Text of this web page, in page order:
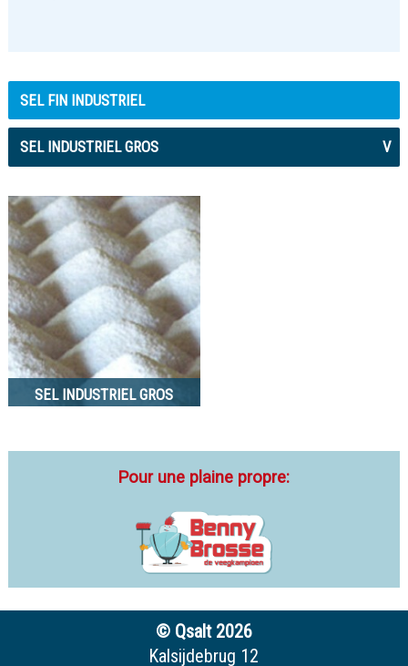
SEL FIN INDUSTRIEL
SEL INDUSTRIEL GROS V
SEL INDUSTRIEL GROS
Pour une plaine propre:
© Qsalt 2026
Kalsijdebrug 12